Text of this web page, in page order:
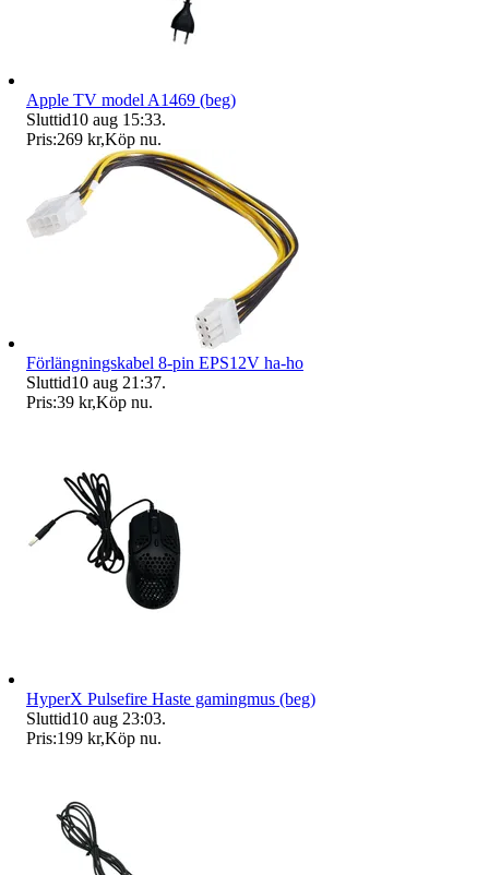
Apple TV model A1469 (beg)
Sluttid10 aug 15:33.
Pris:269 kr,Köp nu.
Förlängningskabel 8-pin EPS12V ha-ho
Sluttid10 aug 21:37.
Pris:39 kr,Köp nu.
HyperX Pulsefire Haste gamingmus (beg)
Sluttid10 aug 23:03.
Pris:199 kr,Köp nu.